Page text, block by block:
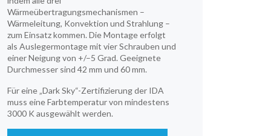
PRODUKTE
02
EARTHLIGHT
03
UNSERE
04
05
Wärmeübertragungsmechanismen –
Wärmeleitung, Konvektion und Strahlung –
zum Einsatz kommen. Die Montage erfolgt
als Auslegermontage mit vier Schrauben und
einer Neigung von +/–5 Grad. Geeignete
Durchmesser sind 42 mm und 60 mm.
Für eine „Dark Sky“-Zertifizierung der IDA
muss eine Farbtemperatur von mindestens
3000 K ausgewählt werden.